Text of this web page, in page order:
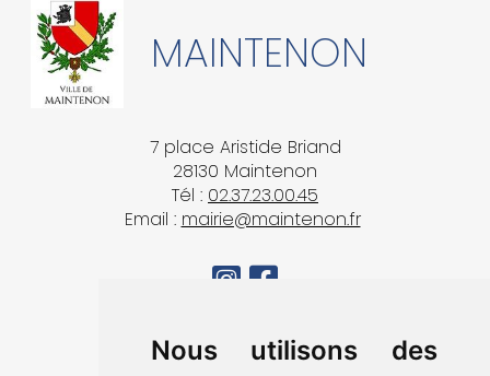
Nous utilisons des
MAINTENON
7 place Aristide Briand
28130 Maintenon
Tél : 02.37.23.00.45
Email : mairie@maintenon.fr
MA VILLE
VIVRE À MAINTENON